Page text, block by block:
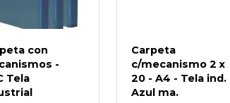
con
-
Tela
Carpeta
c/mecanismo 2 x
20 - A4 - Tela ind.
Azul ma.